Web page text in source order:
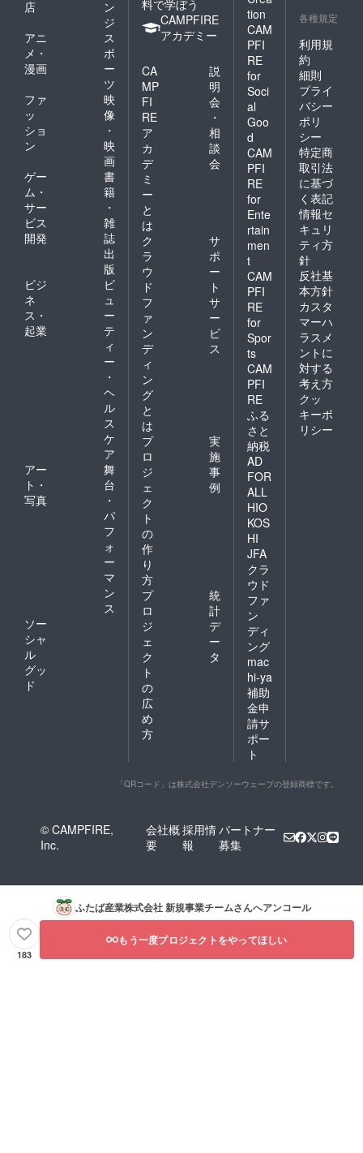
店
ン
ジ
アニ
メ・
漫画
ス
ポ
ー
ツ
ファ
ッ
ショ
ン
映
像
・
映
画
ゲー
ム・
サー
ビス
開発
書
籍
・
雑
誌
出
版
ビジ
ネ
ス・
起業
ビ
ュ
ー
テ
ィ
ー
・
ヘ
ル
ス
ケ
ア
アー
ト・
写真
舞
台
・
パ
フ
ォ
ー
マ
ン
ス
ソー
シャ
ル
グッ
ド
料で学ぼう
CAMPFIRE
アカデミー
CA
MP
FI
RE
ア
カ
デ
ミ
ー
と
は
説
明
会
・
相
談
会
ク
ラ
ウ
ド
フ
ァ
ン
デ
ィ
ン
グ
と
は
サ
ポ
ー
ト
サ
ー
ビ
ス
プ
ロ
ジ
ェ
ク
ト
の
作
り
方
実
施
事
例
プ
ロ
ジ
ェ
ク
ト
の
広
め
方
統
計
デ
ー
タ
tion
CAM
PFI
RE
for
Soci
al
Goo
d
CAM
PFI
RE
for
Ente
rtain
men
t
CAM
PFI
RE
for
Spor
ts
CAM
PFI
RE
ふる
さと
納税
AD
FOR
ALL
HIO
KOS
HI
JFA
クラ
ウド
ファ
ン
ディ
ング
mac
hi-ya
補助
金申
請サ
ポー
ト
各種規定
利用規
約
細則
プライ
バシー
ポリ
シー
特定商
取引法
に基づ
く表記
情報セ
キュリ
ティ方
針
反社基
本方針
カスタ
マーハ
ラスメ
ントに
対する
考え方
クッ
キーポ
リシー
「QRコード」は株式会社デンソーウェーブの登録商標です。
© CAMPFIRE,
Inc.
会社概
要
採用情
報
パートナー
募集
ふたば産業株式会社 新規事業チームさんへアンコール
183
もう一度プロジェクトをやってほしい